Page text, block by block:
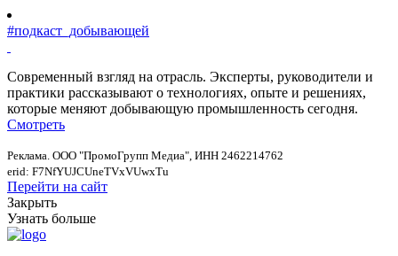
#подкаст_добывающей
Современный взгляд на отрасль. Эксперты, руководители и
практики рассказывают о технологиях, опыте и решениях,
которые меняют добывающую промышленность сегодня.
Смотреть
Реклама. ООО "ПромоГрупп Медиа", ИНН 2462214762
erid: F7NfYUJCUneTVxVUwxTu
Перейти на сайт
Закрыть
Узнать больше